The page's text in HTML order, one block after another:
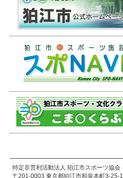
特定非営利活動法人 狛江市スポーツ協会
〒201-0003 東京都狛江市和泉本町3-25-1